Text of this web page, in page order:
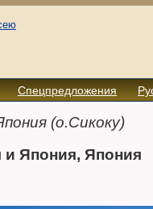
Спецпредложения
(о.Сикоку)
и Япония, Япония